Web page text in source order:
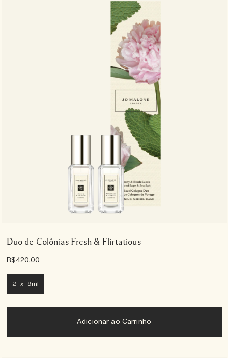
Duo de Colônias Fresh & Flirtatious
R$420,00
2 x 9ml
Adicionar ao Carrinho